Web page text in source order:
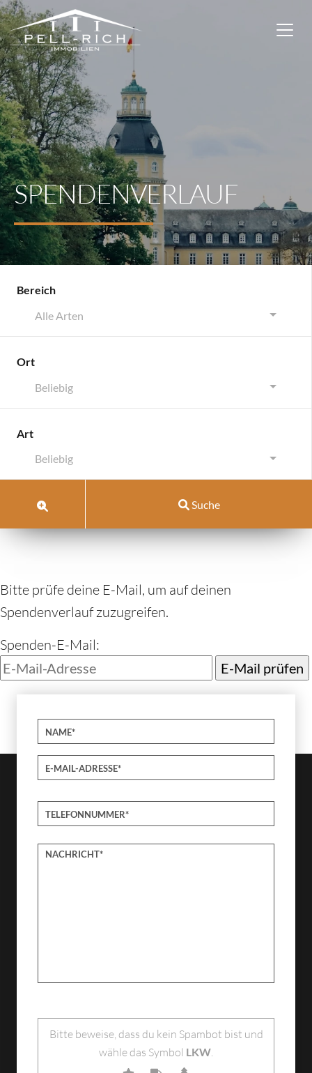
SPENDENVERLAUF
Bereich
Alle Arten
Ort
Beliebig
Art
Beliebig
Suche
Bitte prüfe deine E-Mail, um auf deinen
Spendenverlauf zuzugreifen.
Spenden-E-Mail:
Bitte beweise, dass du kein Spambot bist und
wähle das Symbol LKW.